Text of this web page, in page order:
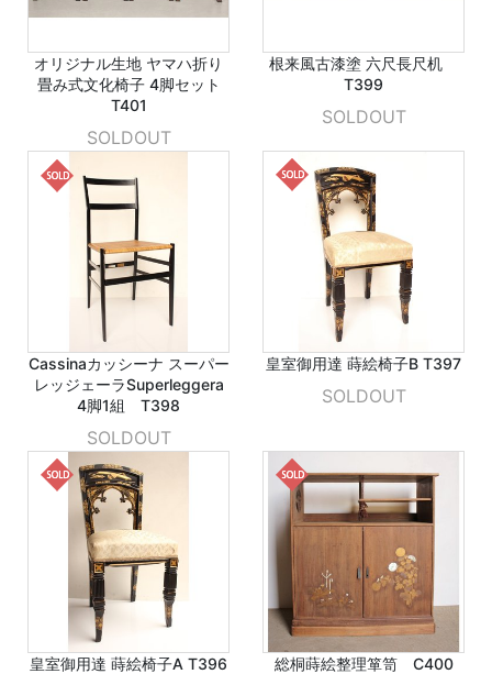
オリジナル生地 ヤマハ折り
畳み式文化椅子 4脚セット
T401
SOLDOUT
根来風古漆塗 六尺長尺机
T399
SOLDOUT
Cassinaカッシーナ スーパー
レッジェーラSuperleggera
4脚1組 T398
SOLDOUT
皇室御用達 蒔絵椅子B T397
SOLDOUT
皇室御用達 蒔絵椅子A T396 総桐蒔絵整理箪笥 C400